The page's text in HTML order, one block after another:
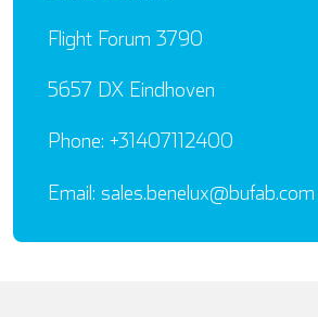
Flight Forum 3790
5657 DX Eindhoven
Phone: +31407112400
Email: sales.benelux@bufab.com